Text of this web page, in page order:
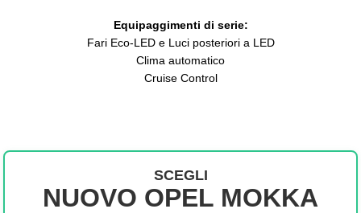
Equipaggimenti di serie:
Fari Eco-LED e Luci posteriori a LED
Clima automatico
Cruise Control
SCEGLI
NUOVO OPEL MOKKA